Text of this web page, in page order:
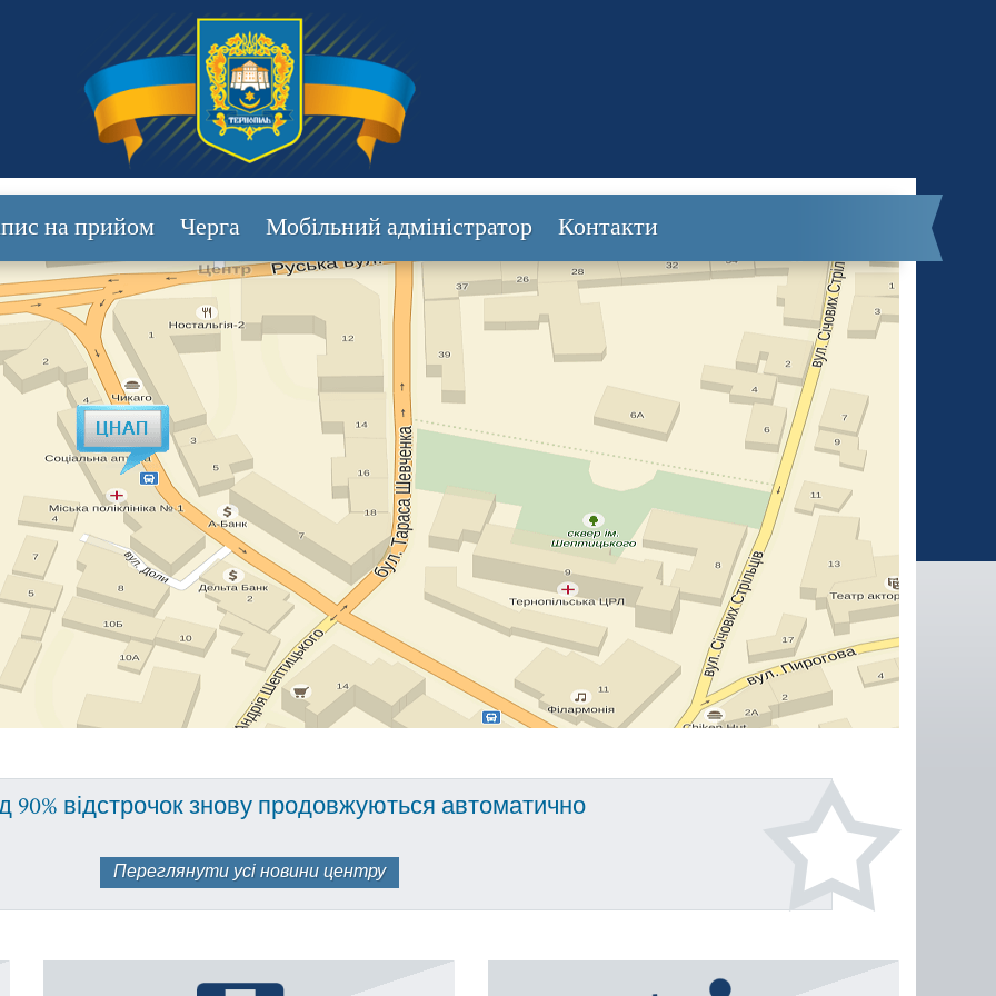
на прийом Черга Мобільний адміністратор Контакти
90% відстрочок знову продовжуються автоматично
Переглянути усі новини центру